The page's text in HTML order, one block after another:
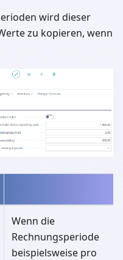
wird dieser
zu kopieren, wenn
Wenn die
Rechnungsperiode
beispielsweise pro